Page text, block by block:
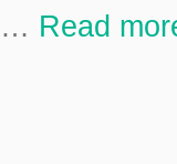
… Read